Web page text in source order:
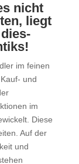
nicht
liegt
im feinen
und
im
Diese
Auf der
und